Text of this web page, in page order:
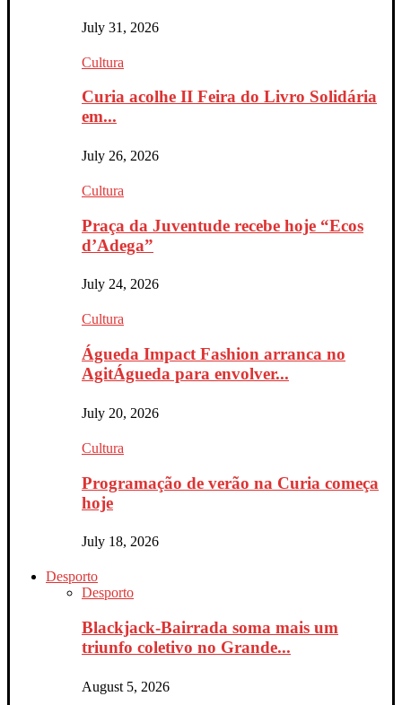
July 31, 2026
Cultura
Curia acolhe II Feira do Livro Solidária
em...
July 26, 2026
Cultura
Praça da Juventude recebe hoje “Ecos
d’Adega”
July 24, 2026
Cultura
Águeda Impact Fashion arranca no
AgitÁgueda para envolver...
July 20, 2026
Cultura
Programação de verão na Curia começa
hoje
July 18, 2026
Desporto
Desporto
Blackjack-Bairrada soma mais um
triunfo coletivo no Grande...
August 5, 2026